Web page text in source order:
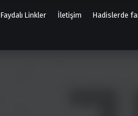
Faydalı Linkler İletişim Hadislerde